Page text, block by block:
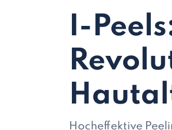
I-
Hocheffektive